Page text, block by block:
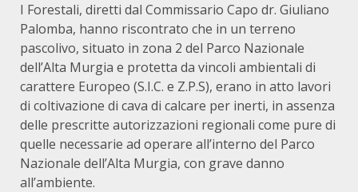
I Forestali, diretti dal Commissario Capo dr. Giuliano
Palomba, hanno riscontrato che in un terreno
pascolivo, situato in zona 2 del Parco Nazionale
dell’Alta Murgia e protetta da vincoli ambientali di
carattere Europeo (S.I.C. e Z.P.S), erano in atto lavori
di coltivazione di cava di calcare per inerti, in assenza
delle prescritte autorizzazioni regionali come pure di
quelle necessarie ad operare all’interno del Parco
Nazionale dell’Alta Murgia, con grave danno
all’ambiente.